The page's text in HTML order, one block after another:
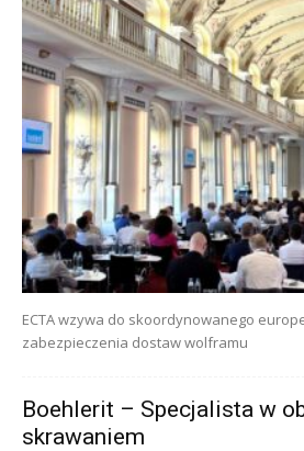
ECTA wzywa do skoordynowanego
zabezpieczenia dostaw wolframu
Boehlerit – Specjalista w
skrawaniem